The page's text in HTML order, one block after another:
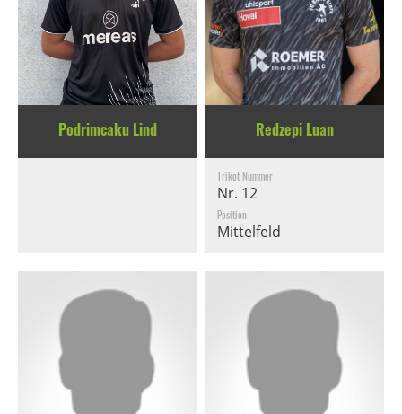
Podrimcaku Lind Redzepi Luan
Trikot Nummer
Nr. 12
Position
Mittelfeld